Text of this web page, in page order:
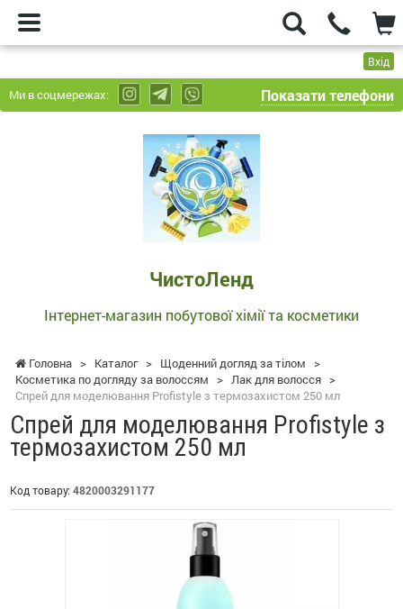
Вхід
Ми в соцмережах: Показати телефони
ЧистоЛенд
Інтернет-магазин побутової хімії та косметики
Головна > Каталог > Щоденний догляд за тілом
>
Косметика по догляду за волоссям
> Лак для волосся >
Спрей для моделювання Profistyle з термозахистом 250 мл
Спрей для моделювання Profistyle з
термозахистом 250 мл
Код товару: 4820003291177